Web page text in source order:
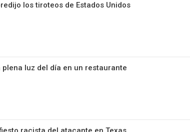
los tiroteos de Estados Unidos
plena luz del día en un restaurante